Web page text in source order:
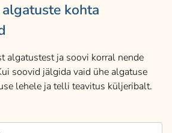
kohta
algatustest ja soovi korral nende
soovid jälgida vaid ühe algatuse
lehele ja telli teavitus küljeribalt.